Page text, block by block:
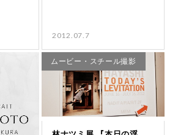
2012.07.7
ムービー・スチール撮影